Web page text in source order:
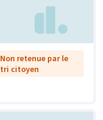
Non retenue par le
tri citoyen